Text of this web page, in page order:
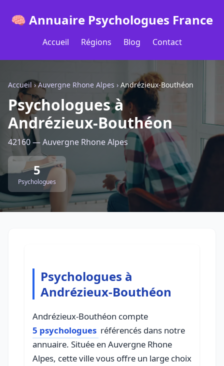
🧠 Annuaire Psychologues France
Accueil Régions Blog Contact
Accueil ›Auvergne Rhone Alpes › Andrézieux-Bouthéon
Psychologues à
Andrézieux-Bouthéon
42160 — Auvergne Rhone Alpes
5
Psychologues
Psychologues à
Andrézieux-Bouthéon
Andrézieux-Bouthéon compte
5 psychologues référencés dans notre
annuaire. Située en Auvergne Rhone
Alpes, cette ville vous offre un large choix